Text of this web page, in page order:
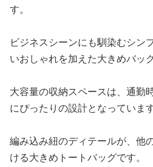
す。
ビジネスシーンにも馴染むシン
いおしゃれを加えた大きめバッグ
大容量の収納スペースは、通勤
にぴったりの設計となっています
編み込み紐のディテールが、他
ける大きめトートバッグです。